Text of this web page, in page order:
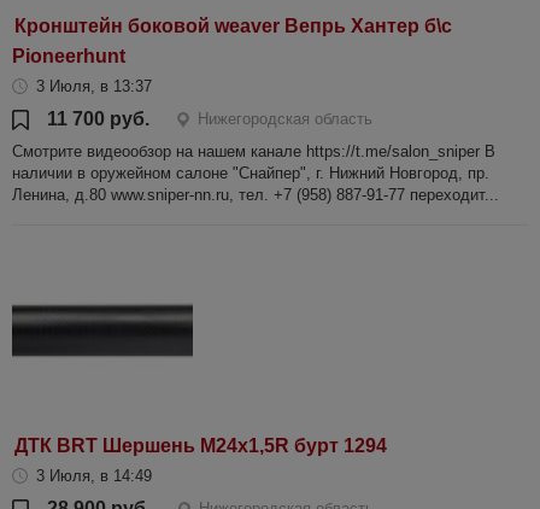
Кронштейн боковой weaver Вепрь Хантер б\с
Pioneerhunt
3 Июля, в 13:37
11 700 руб.
Нижегородская область
Смотрите видеообзор на нашем канале https://t.me/salon_sniper В
наличии в оружейном салоне "Снайпер", г. Нижний Новгород, пр.
Ленина, д.80 www.sniper-nn.ru, тел. +7 (958) 887-91-77 переходит...
ДТК BRT Шершень М24х1,5R бурт 1294
3 Июля, в 14:49